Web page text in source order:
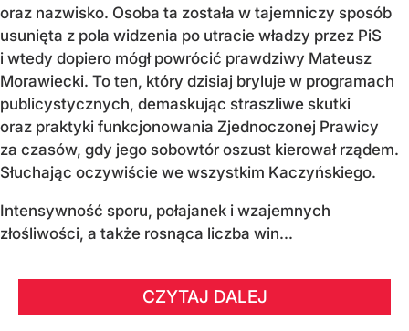
oraz nazwisko. Osoba ta została w tajemniczy sposób
usunięta z pola widzenia po utracie władzy przez PiS
i wtedy dopiero mógł powrócić prawdziwy Mateusz
Morawiecki. To ten, który dzisiaj bryluje w programach
publicystycznych, demaskując straszliwe skutki
oraz praktyki funkcjonowania Zjednoczonej Prawicy
za czasów, gdy jego sobowtór oszust kierował rządem.
Słuchając oczywiście we wszystkim Kaczyńskiego.
Intensywność sporu, połajanek i wzajemnych
złośliwości, a także rosnąca liczba win...
CZYTAJ DALEJ